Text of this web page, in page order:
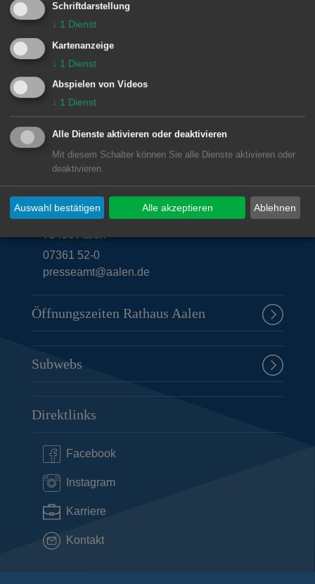
und begrüßenswerte Ära.
© Stadt Aalen, 22.08.2006
Unsere Anschrift
Rathaus Aalen
Marktplatz 30
73430 Aalen
07361 52-0
presseamt@aalen.de
Öffnungszeiten Rathaus Aalen
Subwebs
Direktlinks
Facebook
Instagram
Karriere
Kontakt
Schriftdarstellung
↓ 1 Dienst
Kartenanzeige
↓ 1 Dienst
Abspielen von Videos
↓ 1 Dienst
Alle Dienste aktivieren oder deaktivieren
Mit diesem Schalter können Sie alle Dienste aktivieren oder
deaktivieren.
Ablehnen
Auswahl bestätigen Alle akzeptieren